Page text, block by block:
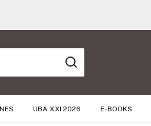
UBA XXI 2026 E-BOOKS